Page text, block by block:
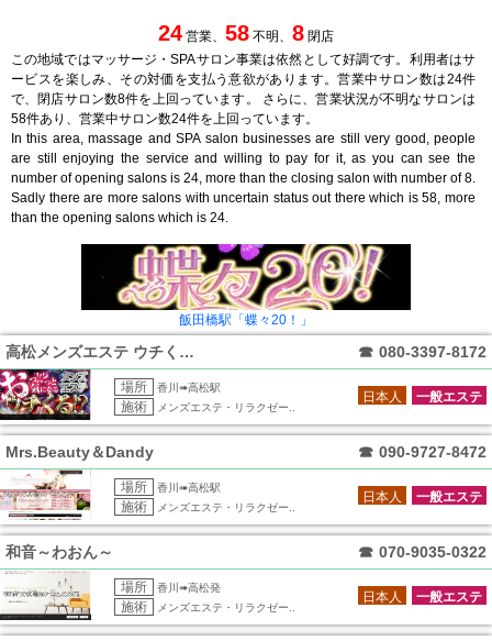
24 営業、 58 不明、 8 閉店
この地域ではマッサージ・SPAサロン事業は依然として好調です。利用者はサ
ービスを楽しみ、その対価を支払う意欲があります。営業中サロン数は24件
で、閉店サロン数8件を上回っています。 さらに、営業状況が不明なサロンは
58件あり、営業中サロン数24件を上回っています。
In this area, massage and SPA salon businesses are still very good, people
are still enjoying the service and willing to pay for it, as you can see the
number of opening salons is 24, more than the closing salon with number of 8.
Sadly there are more salons with uncertain status out there which is 58, more
than the opening salons which is 24.
飯田橋駅「蝶々20！」
高松メンズエステ ウチくる!? ☎ 080-3397-8172
場所 香川➠高松駅
施術 メンズエステ・リラクゼー..
一般エステ
日本人
Mrs.Beauty＆Dandy ☎ 090-9727-8472
場所 香川➠高松駅
施術 メンズエステ・リラクゼー..
一般エステ
日本人
和音～わおん～ ☎ 070-9035-0322
場所 香川➠高松発
施術 メンズエステ・リラクゼー..
一般エステ
日本人